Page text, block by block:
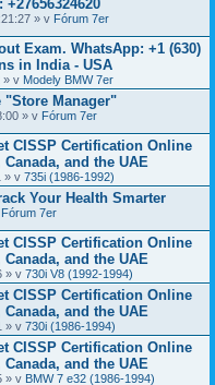
» v Fórum 7er
Exam. WhatsApp: +1 (630)
in India - USA
» v Modely BMW 7er
Manager"
» v Fórum 7er
CISSP Certification Online
and the UAE
» v 735i (1986-1992)
Your Health Smarter
Fórum 7er
CISSP Certification Online
and the UAE
» v 730i V8 (1992-1994)
CISSP Certification Online
and the UAE
» v 730i (1986-1994)
CISSP Certification Online
and the UAE
» v BMW 7 e32 (1986-1994)